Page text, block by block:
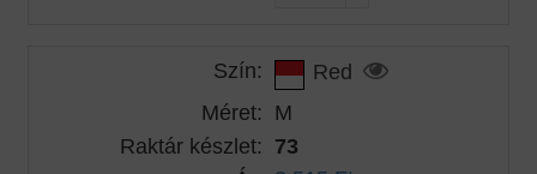
Szín:
Red
Méret: M
Raktár készlet: 73